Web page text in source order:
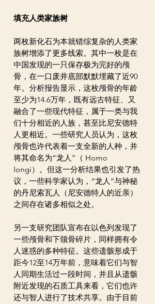
填充人类家族树
两枚新化石为本就错综复杂的人类家
族树增添了更多线索。其中一枚是在
中国发现的一只保存极为完好的颅
骨，在一口废井底部默默埋藏了近90
年。分析报告显示，这枚颅骨的年龄
至少为14.6万年，既有远古特征、又
融合了一些现代特征，属于一类与我
们十分相近的人族，甚至比尼安德特
人更相近。一些研究人员认为，这枚
颅骨也许代表着一支全新的人种，并
将其命名为“龙人”（ Homo
longi）。但这一分析结果也引发了热
议，一些科学家认为，“龙人”与神秘
的丹尼索瓦人（尼安德特人的近亲）
之间存在诸多相似之处。
另一支研究团队宣布在以色列发现了
一些颅骨和下颌骨碎片，同样拥有令
人迷惑的多种特征。这些遗骸形成于
距今12至14万年前，意味着它们与智
人同期生活过一段时间，并且从遗骸
附近发现的石质工具来看，它们也许
还与智人进行了技术共享。由于目前